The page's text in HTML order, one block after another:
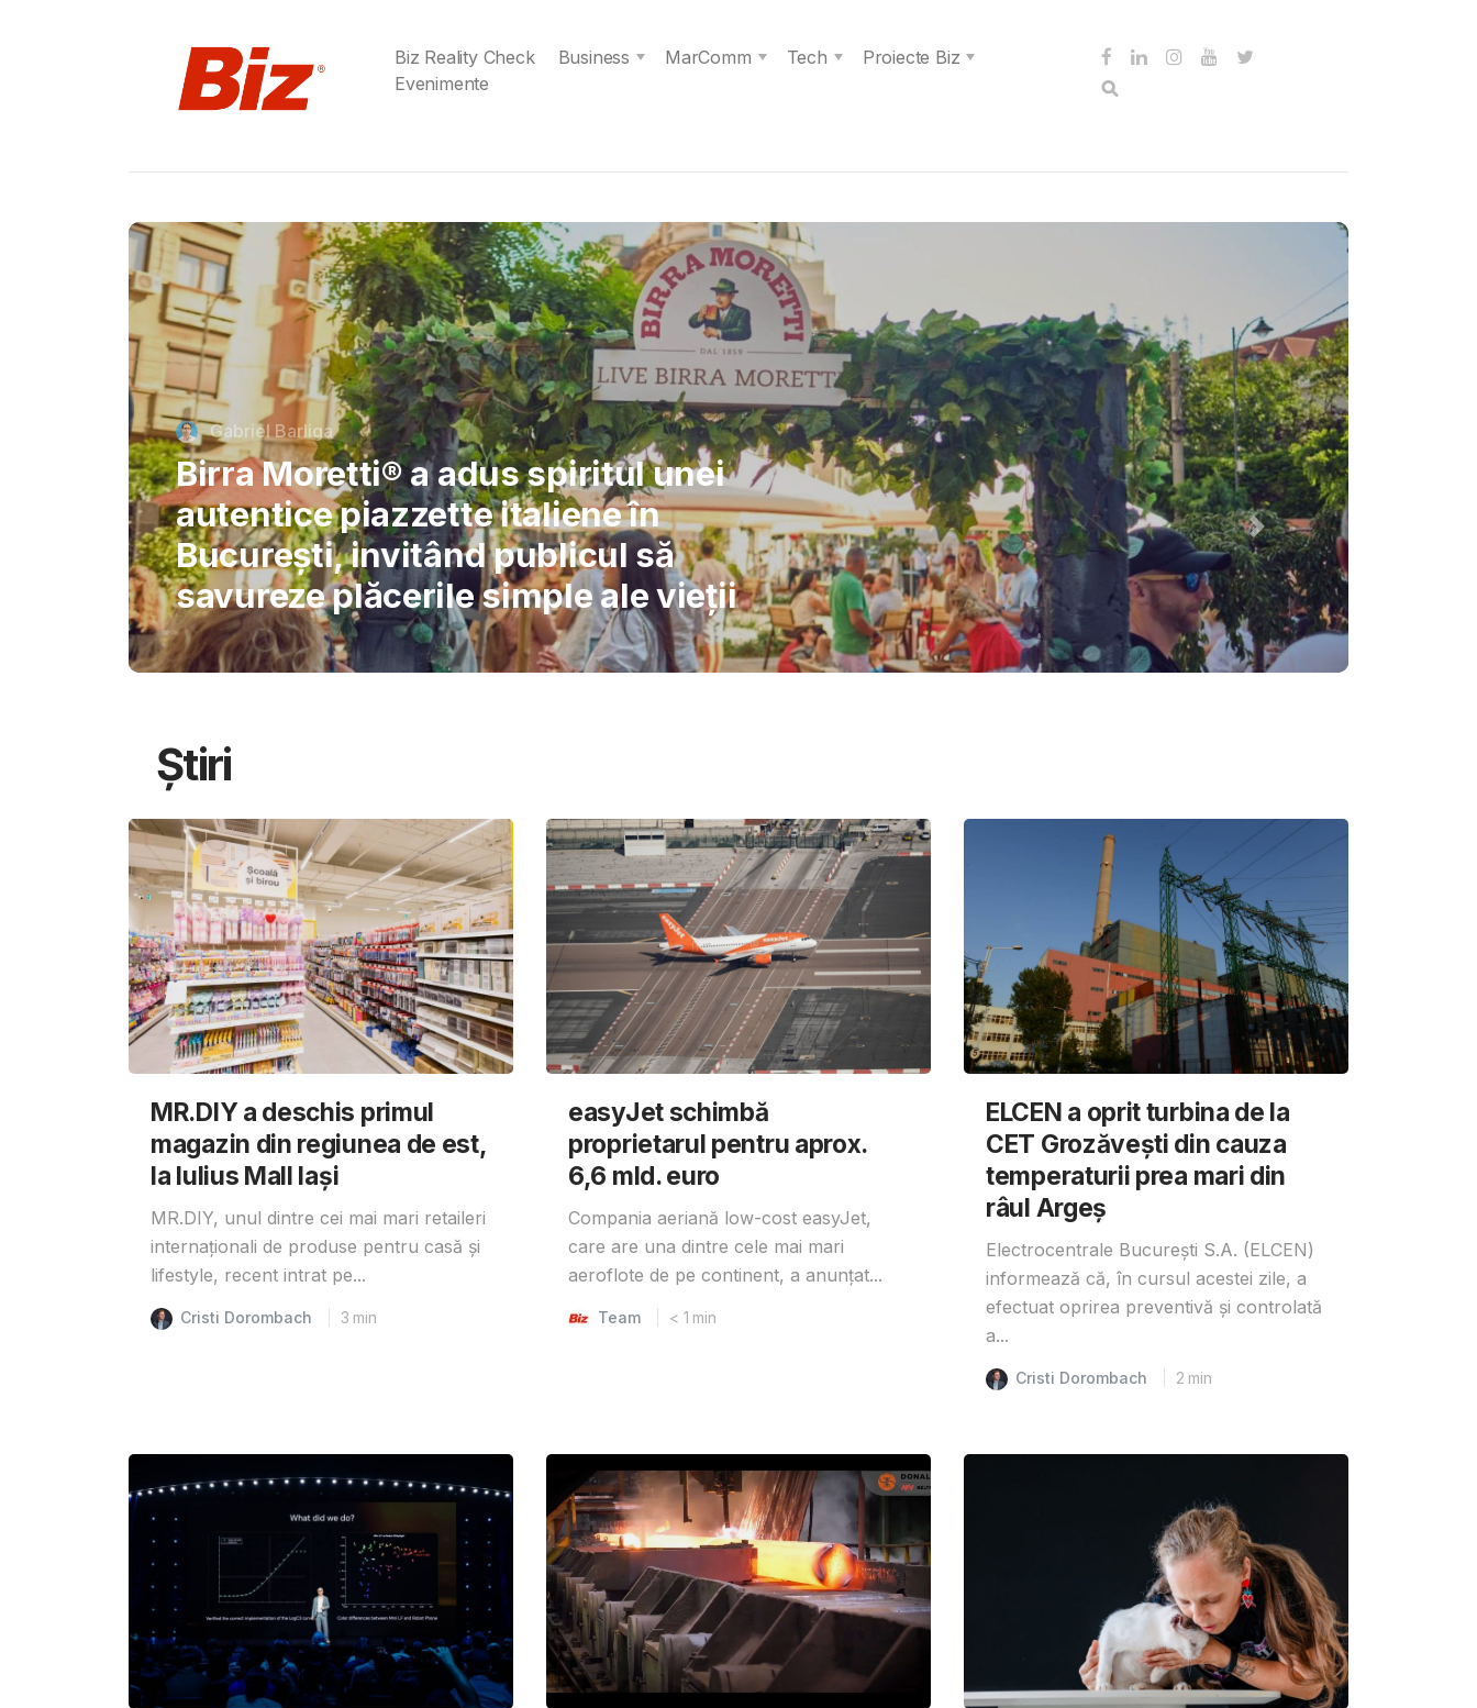
Biz Reality Check Business MarComm Tech
Proiecte Biz
Evenimente
Cristi Dorombach
Richard Joannides, Verita
International School: Școlile nu pot
permite AI-ului să înlocuiască
gândirea elevilor
Știri
MR.DIY a deschis primul
magazin din regiunea de est,
la Iulius Mall Iași
MR.DIY, unul dintre cei mai mari retaileri
internaționali de produse pentru casă și
lifestyle, recent intrat pe...
Cristi Dorombach 3 min
easyJet schimbă
proprietarul pentru aprox.
6,6 mld. euro
Compania aeriană low-cost easyJet,
care are una dintre cele mai mari
aeroflote de pe continent, a anunțat...
Team < 1 min
ELCEN a oprit turbina de la
CET Grozăvești din cauza
temperaturii prea mari din
râul Argeș
Electrocentrale București S.A. (ELCEN)
informează că, în cursul acestei zile, a
efectuat oprirea preventivă și controlată
a...
Cristi Dorombach 2 min